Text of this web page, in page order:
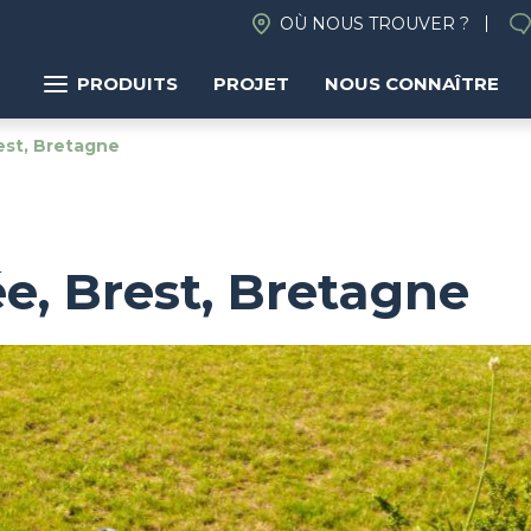
OÙ NOUS TROUVER ?
PRODUITS PROJET NOUS CONNAÎTRE
Bretagne
Brest, Bretagne